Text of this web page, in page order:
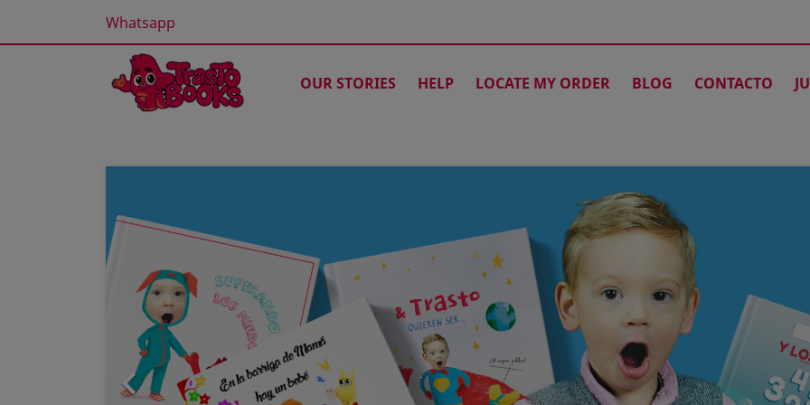
Whatsapp
OUR STORIES HELP LOCATE MY ORDER BLOG CONTACTO

Previous